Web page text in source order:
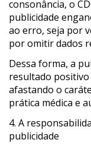
consonância, o
publicidade
ao erro, seja por
por omitir dados
Dessa forma, a
resultado
afastando o
prática médica e
4. A
publicidade